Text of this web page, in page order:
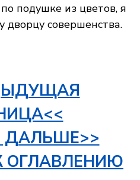
подушке из цветов, я
дворцу совершенства.
ДАЛЬШЕ>>
ОГЛАВЛЕНИЮ